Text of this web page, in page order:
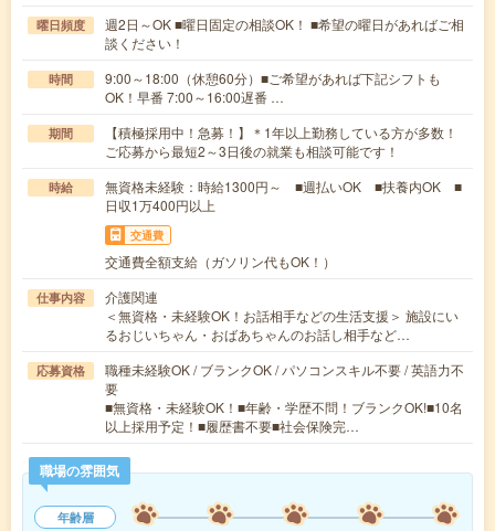
曜日頻度
週2日～OK ■曜日固定の相談OK！ ■希望の曜日があればご相
談ください！
時間
9:00～18:00（休憩60分）■ご希望があれば下記シフトも
OK！早番 7:00～16:00遅番 …
期間
【積極採用中！急募！】＊1年以上勤務している方が多数！
ご応募から最短2～3日後の就業も相談可能です！
時給
無資格未経験：時給1300円～ ■週払いOK ■扶養内OK ■
日収1万400円以上
交通費
交通費全額支給（ガソリン代もOK！）
仕事内容
介護関連
＜無資格・未経験OK！お話相手などの生活支援＞ 施設にい
るおじいちゃん・おばあちゃんのお話し相手など…
応募資格
職種未経験OK / ブランクOK / パソコンスキル不要 / 英語力不
要
■無資格・未経験OK！■年齢・学歴不問！ブランクOK!■10名
以上採用予定！■履歴書不要■社会保険完…
職場の雰囲気
年齢層